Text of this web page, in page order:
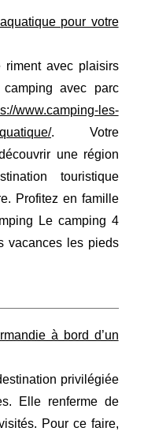
pour votre
avec plaisirs
avec parc
www.camping-les-
. Votre
une région
touristique
Profitez en famille
Le camping 4
vacances les pieds
à bord d’un
privilégiée
Elle renferme de
Pour ce faire,